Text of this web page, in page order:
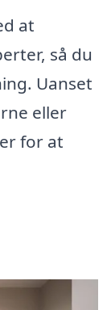
at
så du
Uanset
eller
for at